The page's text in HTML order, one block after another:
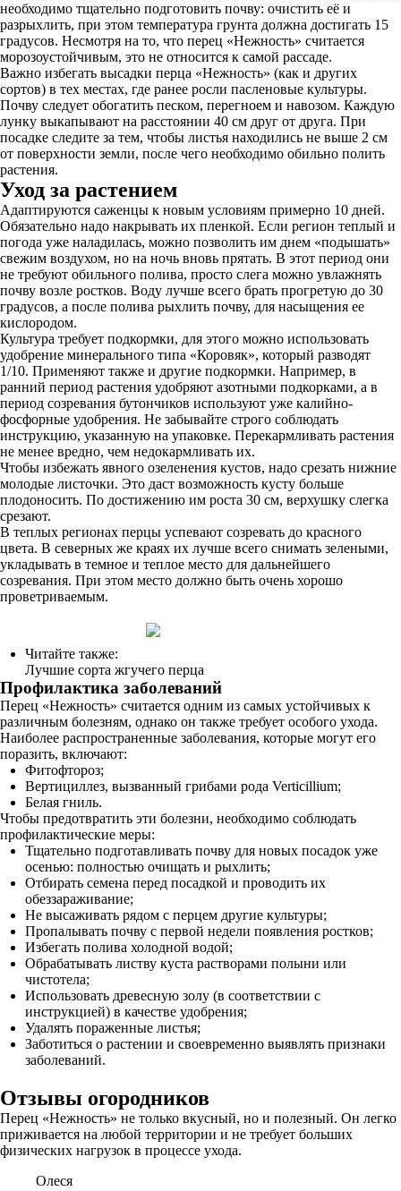
необходимо тщательно подготовить почву: очистить её и
разрыхлить, при этом температура грунта должна достигать 15
градусов. Несмотря на то, что перец «Нежность» считается
морозоустойчивым, это не относится к самой рассаде.
Важно избегать высадки перца «Нежность» (как и других
сортов) в тех местах, где ранее росли пасленовые культуры.
Почву следует обогатить песком, перегноем и навозом. Каждую
лунку выкапывают на расстоянии 40 см друг от друга. При
посадке следите за тем, чтобы листья находились не выше 2 см
от поверхности земли, после чего необходимо обильно полить
растения.
Уход за растением
Адаптируются саженцы к новым условиям примерно 10 дней.
Обязательно надо накрывать их пленкой. Если регион теплый и
погода уже наладилась, можно позволить им днем «подышать»
свежим воздухом, но на ночь вновь прятать. В этот период они
не требуют обильного полива, просто слега можно увлажнять
почву возле ростков. Воду лучше всего брать прогретую до 30
градусов, а после полива рыхлить почву, для насыщения ее
кислородом.
Культура требует подкормки, для этого можно использовать
удобрение минерального типа «Коровяк», который разводят
1/10. Применяют также и другие подкормки. Например, в
ранний период растения удобряют азотными подкорками, а в
период созревания бутончиков используют уже калийно-
фосфорные удобрения. Не забывайте строго соблюдать
инструкцию, указанную на упаковке. Перекармливать растения
не менее вредно, чем недокармливать их.
Чтобы избежать явного озеленения кустов, надо срезать нижние
молодые листочки. Это даст возможность кусту больше
плодоносить. По достижению им роста 30 см, верхушку слегка
срезают.
В теплых регионах перцы успевают созревать до красного
цвета. В северных же краях их лучше всего снимать зелеными,
укладывать в темное и теплое место для дальнейшего
созревания. При этом место должно быть очень хорошо
проветриваемым.
Читайте также:
Лучшие сорта жгучего перца
Профилактика заболеваний
Перец «Нежность» считается одним из самых устойчивых к
различным болезням, однако он также требует особого ухода.
Наиболее распространенные заболевания, которые могут его
поразить, включают:
Фитофтороз;
Вертициллез, вызванный грибами рода Verticillium;
Белая гниль.
Чтобы предотвратить эти болезни, необходимо соблюдать
профилактические меры:
Тщательно подготавливать почву для новых посадок уже
осенью: полностью очищать и рыхлить;
Отбирать семена перед посадкой и проводить их
обеззараживание;
Не высаживать рядом с перцем другие культуры;
Пропалывать почву с первой недели появления ростков;
Избегать полива холодной водой;
Обрабатывать листву куста растворами полыни или
чистотела;
Использовать древесную золу (в соответствии с
инструкцией) в качестве удобрения;
Удалять пораженные листья;
Заботиться о растении и своевременно выявлять признаки
заболеваний.
Отзывы огородников
Перец «Нежность» не только вкусный, но и полезный. Он легко
приживается на любой территории и не требует больших
физических нагрузок в процессе ухода.
Олеся